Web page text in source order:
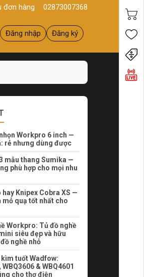
Chính hãng - Chất lượng
đơn hàng 02873007368
Đăng nhập Đăng ký
Workpro 6 inch —
rẻ nhưng dùng được
mẫu thang Sumika —
phù hợp cho mọi nhu
Knipex Cobra XS —
mỏ quạ tốt nhất cho
Workpro: Tủ đồ nghề
siêu đẹp và hữu
nghề nhỏ
kìm tuốt Wadfow:
WBQ3606 & WBQ4601
cho thợ điện